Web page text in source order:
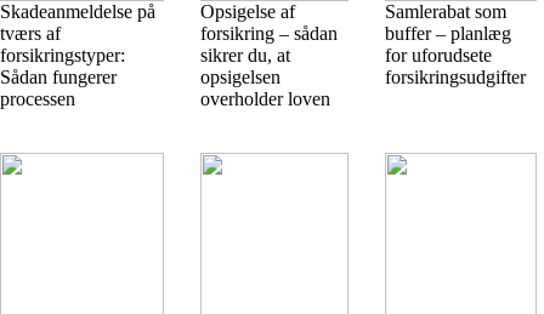
Skadeanmeldelse på
tværs af
forsikringstyper:
Sådan fungerer
processen
Opsigelse af
forsikring – sådan
sikrer du, at
opsigelsen
overholder loven
Samlerabat som
buffer – planlæg
for uforudsete
forsikringsudgifter